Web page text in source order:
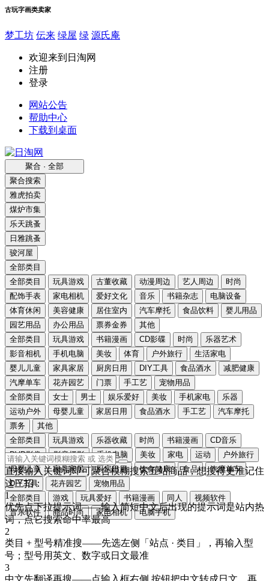
古玩字画类卖家
梦工坊 伝来 绿屋 绿 源氏庵
欢迎来到日淘网
注册
登录
网站公告
帮助中心
下载到桌面
聚合 · 全部
聚合搜索
雅虎拍卖
煤炉市集
乐天跳蚤
日雅跳蚤
骏河屋
全部类目
全部类目
玩具游戏 古董收藏 动漫周边 艺人周边
时尚
配饰手表
家电相机 爱好文化 音乐 书籍杂志
电脑设备
体育休闲
美容健康 居住室内 汽车摩托 食品饮料
婴儿用品
园艺用品
办公用品 票券金券
其他
全部类目
玩具游戏 书籍漫画 CD影碟 时尚
乐器艺术
影音相机
手机电脑 美妆 体育 户外旅行
生活家电
婴儿儿童
家具家居 厨房日用 DIY工具 食品酒水
减肥健康
汽摩单车
花卉园艺 门票 手工艺
宠物用品
全部类目
女士 男士 娱乐爱好 美妆 手机家电
乐器
运动户外
母婴儿童 家居日用 食品酒水 手工艺
汽车摩托
票务
其他
全部类目
玩具游戏 乐器收藏 时尚 书籍漫画
CD音乐
DVD影像
影音摄影 手机电脑 美妆 家电 运动
户外旅行
母婴儿童
家具家居 厨房日用 饮食健康 食品
汽摩单车
DIY工具
花卉园艺
宠物用品
全部类目
游戏 玩具爱好 书籍漫画 同人
视频软件
音乐软件
商品时尚 家电相机 电脑手机
直接输入关键词即可聚合模糊搜索五站商品，想搜得更准记住
这三招：
1
优先点下拉提示词——输入简短中文后出现的提示词是站内热
词，点它搜索命中率最高
2
类目 + 型号精准搜——先选左侧「站点 · 类目」，再输入型
号；型号用英文、数字或日文最准
3
中文先翻译再搜——点输入框右侧 按钮把中文转成日文 ，再